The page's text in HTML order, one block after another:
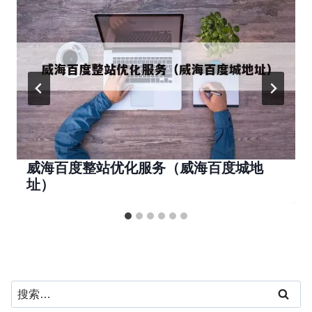
威海百度整站优化服务（威海百度城地
址）
搜
索：